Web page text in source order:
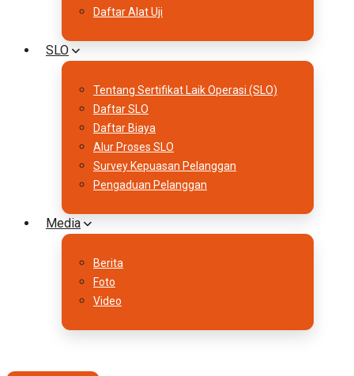
Daftar Alat Uji
SLO
Tentang Sertifikat Laik Operasi (SLO)
Daftar SLO
Daftar Biaya
Alur Proses SLO
Survey Kepuasan Pelanggan
Pengaduan Pelanggan
Media
Berita
Foto
Video